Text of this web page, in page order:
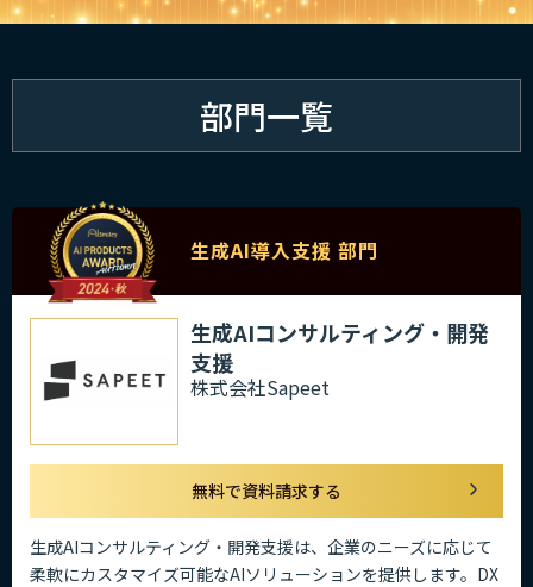
部門一覧
生成AI導入支援 部門
生成AIコンサルティング・開発
支援
株式会社Sapeet
無料で資料請求する
生成AIコンサルティング・開発支援は、企業のニーズに応じて
柔軟にカスタマイズ可能なAIソリューションを提供します。DX